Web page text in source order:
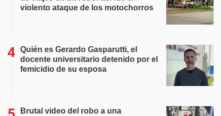
violento ataque de los motochorros
Quién es Gerardo Gasparutti, el
docente universitario detenido por el
femicidio de su esposa
Brutal video del robo a una